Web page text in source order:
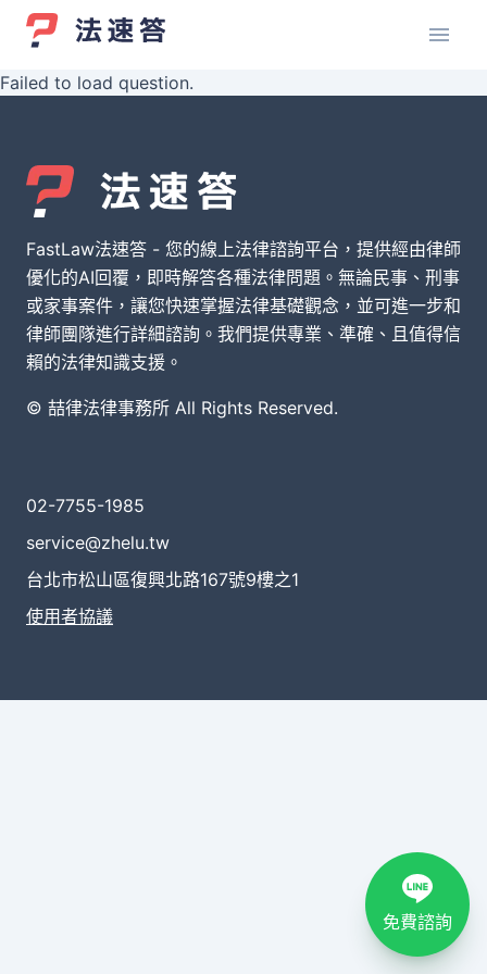
Failed to load question.
FastLaw法速答 - 您的線上法律諮詢平台，提供經由律師
優化的AI回覆，即時解答各種法律問題。無論民事、刑事
或家事案件，讓您快速掌握法律基礎觀念，並可進一步和
律師團隊進行詳細諮詢。我們提供專業、準確、且值得信
賴的法律知識支援。
© 喆律法律事務所 All Rights Reserved.
02-7755-1985
service@zhelu.tw
台北市松山區復興北路167號9樓之1
使用者協議
免費諮詢